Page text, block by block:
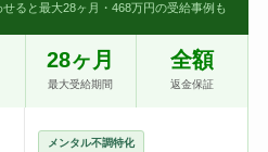
ると最大28ヶ月・468万円の受給事例も
28ヶ月
最大受給期間
全額
返金保証
メンタル不調特化